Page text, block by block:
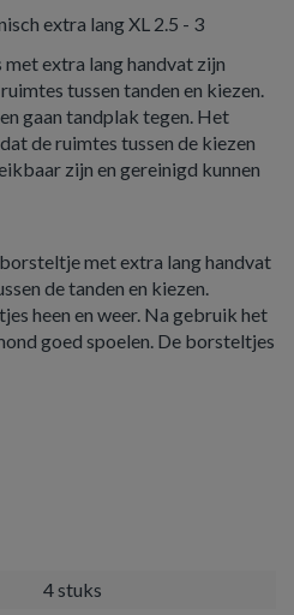
extra lang XL 2.5 - 3
extra lang handvat zijn
tussen tanden en kiezen.
gaan tandplak tegen. Het
de ruimtes tussen de kiezen
zijn en gereinigd kunnen
met extra lang handvat
de tanden en kiezen.
heen en weer. Na gebruik het
goed spoelen. De borsteltjes
4 stuks